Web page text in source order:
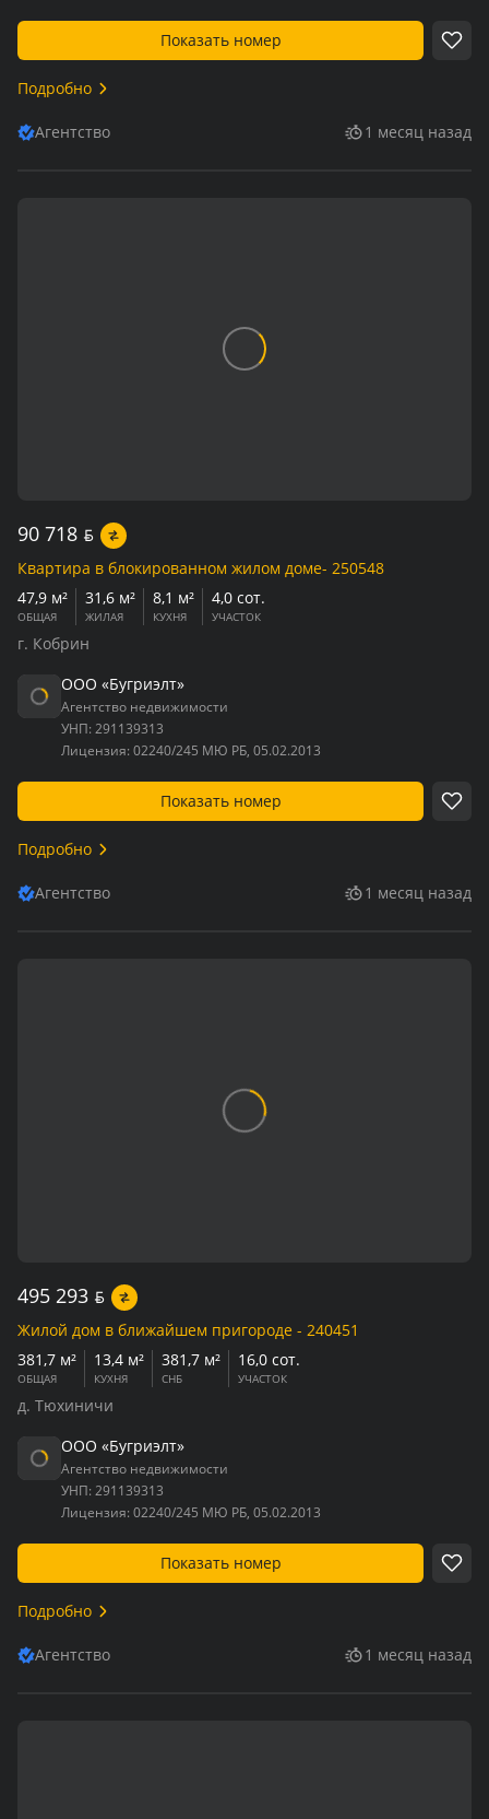
Показать номер
Подробно
Агентство 1 месяц назад
90 718 BYN
Квартира в блокированном жилом доме- 250548
47,9 м²
ОБЩАЯ
31,6 м²
ЖИЛАЯ
8,1 м²
КУХНЯ
4,0 сот.
УЧАСТОК
г. Кобрин
ООО «Бугриэлт»
Агентство недвижимости
УНП: 291139313
Лицензия: 02240/245 МЮ РБ, 05.02.2013
Показать номер
Подробно
Агентство 1 месяц назад
495 293 BYN
Жилой дом в ближайшем пригороде - 240451
381,7 м²
ОБЩАЯ
13,4 м²
КУХНЯ
381,7 м²
СНБ
16,0 сот.
УЧАСТОК
д. Тюхиничи
ООО «Бугриэлт»
Агентство недвижимости
УНП: 291139313
Лицензия: 02240/245 МЮ РБ, 05.02.2013
Показать номер
Подробно
Агентство 1 месяц назад